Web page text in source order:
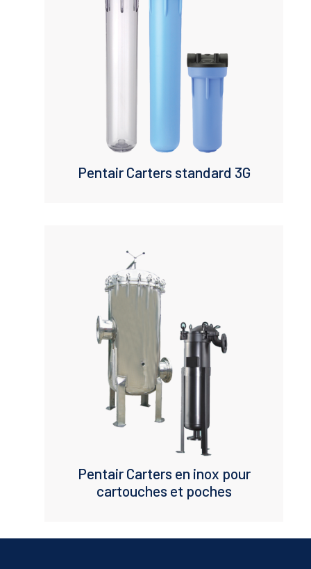
Pentair Carters standard 3G
Pentair Carters en inox pour
cartouches et poches